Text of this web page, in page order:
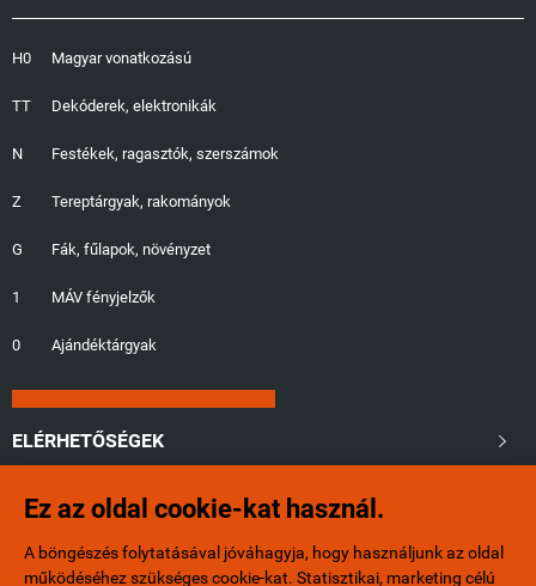
Ez az oldal cookie-kat használ.
A böngészés folytatásával jóváhagyja, hogy használjunk az oldal
működéséhez szükséges cookie-kat. Statisztikai, marketing célú
H0
TT
N
Z
G
1
0
Magyar vonatkozású
Dekóderek, elektronikák
Festékek, ragasztók, szerszámok
Tereptárgyak, rakományok
Fák, fűlapok, növényzet
MÁV fényjelzők
Ajándéktárgyak
ELÉRHETŐSÉGEK 
+36/20-401-6553
info@minibox.hu